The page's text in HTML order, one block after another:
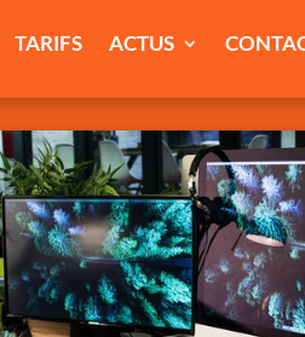
TARIFS ACTUS